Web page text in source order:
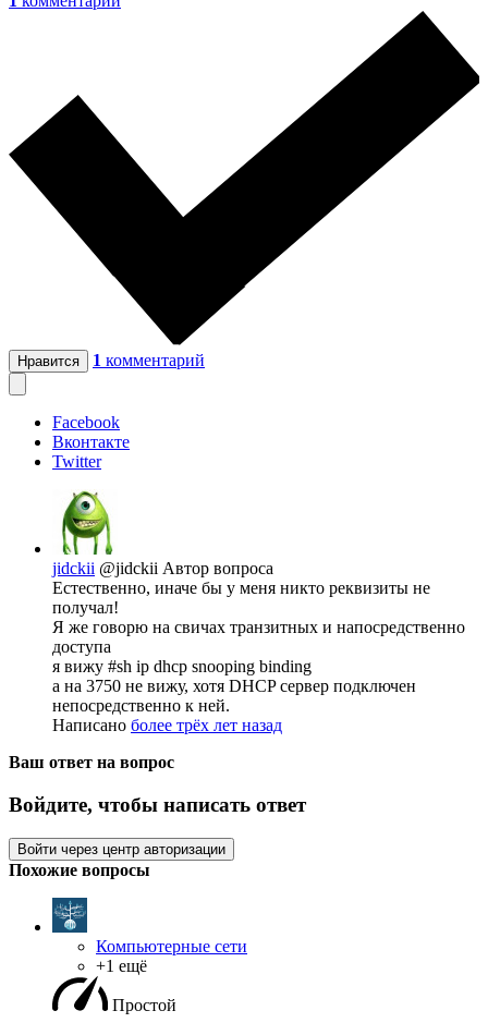
Нравится 1 комментарий
Facebook
Вконтакте
Twitter
jidckii @jidckii Автор вопроса
Естественно, иначе бы у меня никто реквизиты не
получал!
Я же говорю на свичах транзитных и напосредственно
доступа
я вижу #sh ip dhcp snooping binding
а на 3750 не вижу, хотя DHCP сервер подключен
непосредственно к ней.
Написано более трёх лет назад
Ваш ответ на вопрос
Войдите, чтобы написать ответ
Войти через центр авторизации
Похожие вопросы
Компьютерные сети
+1 ещё
Простой